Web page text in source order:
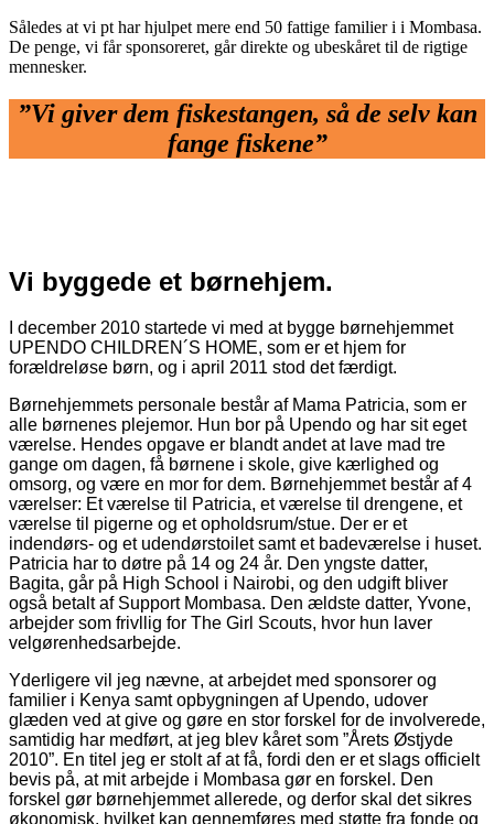
Således at vi pt har hjulpet mere end 50 fattige familier i i Mombasa.
De penge, vi får sponsoreret, går direkte og ubeskåret til de rigtige
mennesker.
”Vi giver dem fiskestangen, så de selv kan
fange fiskene”
Vi byggede et børnehjem.
I december 2010 startede vi med at bygge børnehjemmet
UPENDO CHILDREN´S HOME, som er et hjem for
forældreløse børn, og i april 2011 stod det færdigt.
Børnehjemmets personale består af Mama Patricia, som er
alle børnenes plejemor. Hun bor på Upendo og har sit eget
værelse. Hendes opgave er blandt andet at lave mad tre
gange om dagen, få børnene i skole, give kærlighed og
omsorg, og være en mor for dem. Børnehjemmet består af 4
værelser: Et værelse til Patricia, et værelse til drengene, et
værelse til pigerne og et opholdsrum/stue. Der er et
indendørs- og et udendørstoilet samt et badeværelse i huset.
Patricia har to døtre på 14 og 24 år. Den yngste datter,
Bagita, går på High School i Nairobi, og den udgift bliver
også betalt af Support Mombasa. Den ældste datter, Yvone,
arbejder som frivllig for The Girl Scouts, hvor hun laver
velgørenhedsarbejde.
Yderligere vil jeg nævne, at arbejdet med sponsorer og
familier i Kenya samt opbygningen af Upendo, udover
glæden ved at give og gøre en stor forskel for de involverede,
samtidig har medført, at jeg blev kåret som ”Årets Østjyde
2010”. En titel jeg er stolt af at få, fordi den er et slags officielt
bevis på, at mit arbejde i Mombasa gør en forskel. Den
forskel gør børnehjemmet allerede, og derfor skal det sikres
økonomisk, hvilket kan gennemføres med støtte fra fonde og